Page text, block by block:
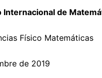
Internacional de
Físico Matemáticas
de 2019